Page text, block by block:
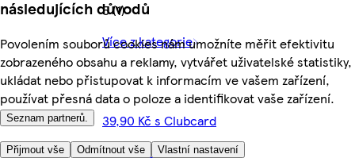
následujících důvodů
Povolením souborů cookies nám umožníte měřit efektivitu
zobrazeného obsahu a reklamy, vytvářet uživatelské statistiky,
ukládat nebo přistupovat k informacím ve vašem zařízení,
používat přesná data o poloze a identifikovat vaše zařízení.
Seznam partnerů.
Přijmout vše Odmítnout vše Vlastní nastavení
5 (1)
Více z kategorie
39,90 Kč s Clubcard
(443,33 Kč/kg)